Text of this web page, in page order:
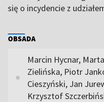
się o incydencie z
OBSADA
Marcin Hycnar,
Zielińska, Piotr
Cieszyński, Jan
Krzysztof